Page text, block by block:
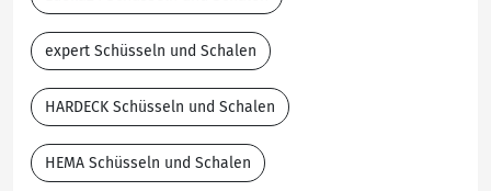
expert Schüsseln und Schalen
HARDECK Schüsseln und Schalen
HEMA Schüsseln und Schalen